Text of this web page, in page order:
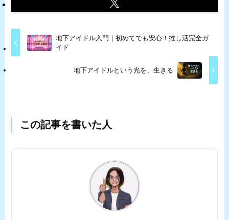
地下アイドル入門｜初めてでも安心！推し活完全ガ
イド
地下アイドルという光を、生きる
この記事を書いた人